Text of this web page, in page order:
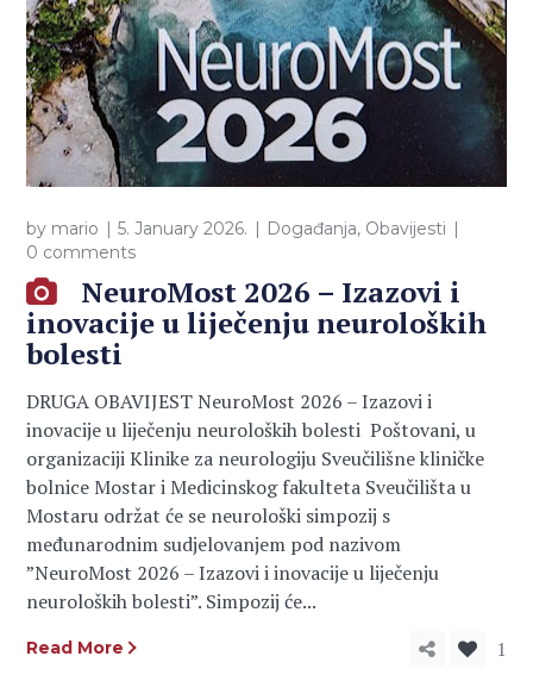
by mario 5. January 2026. Događanja, Obavijesti
0 comments
NeuroMost 2026 – Izazovi i
inovacije u liječenju neuroloških
bolesti
DRUGA OBAVIJEST NeuroMost 2026 – Izazovi i
inovacije u liječenju neuroloških bolesti Poštovani, u
organizaciji Klinike za neurologiju Sveučilišne kliničke
bolnice Mostar i Medicinskog fakulteta Sveučilišta u
Mostaru održat će se neurološki simpozij s
međunarodnim sudjelovanjem pod nazivom
”NeuroMost 2026 – Izazovi i inovacije u liječenju
neuroloških bolesti”. Simpozij će...
Read More 1